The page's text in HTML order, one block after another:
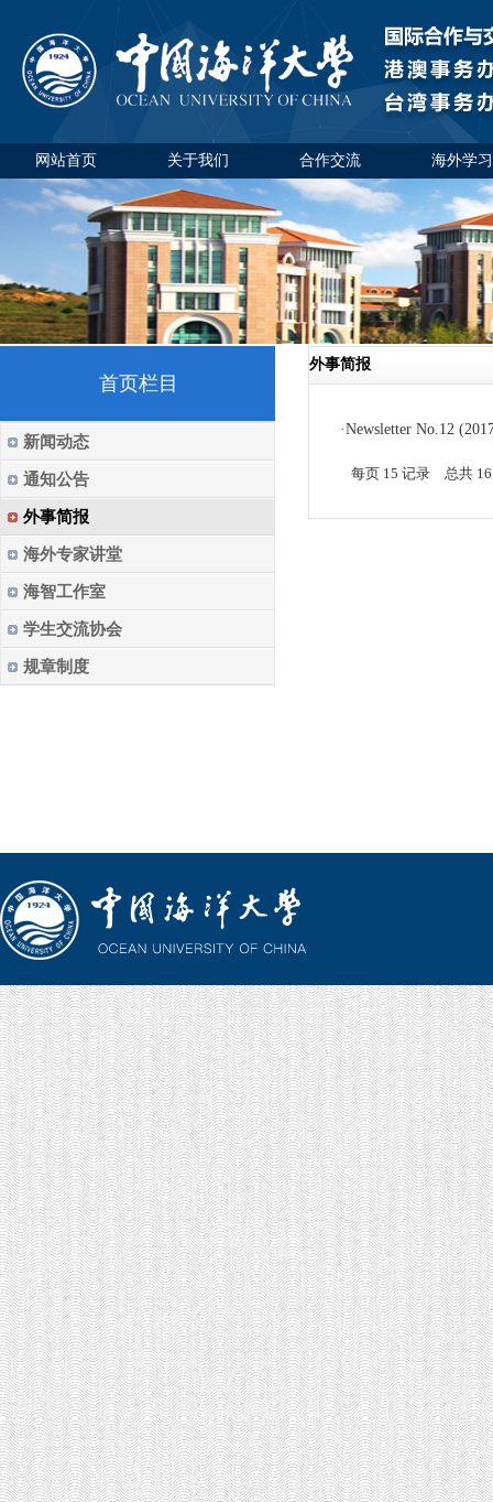
网站首页 关于我们 合作交流 海外学习
首页栏目
新闻动态
通知公告
外事简报
海外专家讲堂
海智工作室
学生交流协会
规章制度
外事简报
·Newsletter No.12
每页 15 记录 总共 16